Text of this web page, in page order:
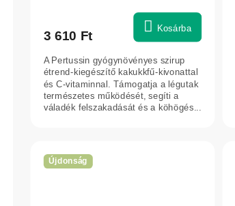
3 610 Ft Kosárba
A Pertussin gyógynövényes szirup
étrend-kiegészítő kakukkfű-kivonattal
és C-vitaminnal. Támogatja a légutak
természetes működését, segíti a
váladék felszakadását és a köhögés...
Újdonság